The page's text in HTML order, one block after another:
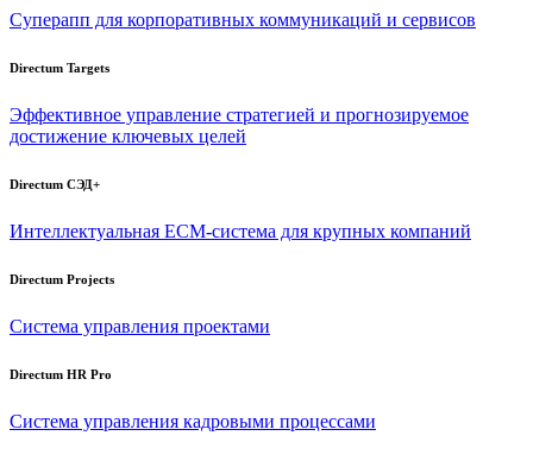
Суперапп для корпоративных коммуникаций и сервисов
Directum Targets
Эффективное управление стратегией и прогнозируемое
достижение ключевых целей
Directum СЭД+
Интеллектуальная ECM-система для крупных компаний
Directum Projects
Система управления проектами
Directum HR Pro
Система управления кадровыми процессами